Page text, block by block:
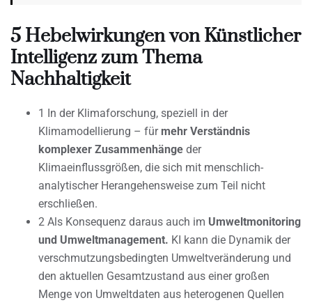
5 Hebelwirkungen von Künstlicher
Intelligenz zum Thema
Nachhaltigkeit
1 In der Klimaforschung, speziell in der
Klimamodellierung – für mehr Verständnis
komplexer Zusammenhänge der
Klimaeinflussgrößen, die sich mit menschlich-
analytischer Herangehensweise zum Teil nicht
erschließen.
2 Als Konsequenz daraus auch im Umweltmonitoring
und Umweltmanagement. KI kann die Dynamik der
verschmutzungsbedingten Umweltveränderung und
den aktuellen Gesamtzustand aus einer großen
Menge von Umweltdaten aus heterogenen Quellen